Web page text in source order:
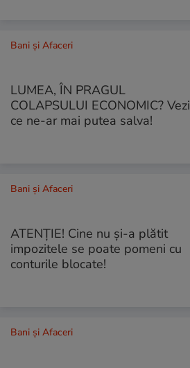
Bani și Afaceri
LUMEA, ÎN PRAGUL
COLAPSULUI ECONOMIC? Vezi
ce ne-ar mai putea salva!
Bani și Afaceri
ATENŢIE! Cine nu şi-a plătit
impozitele se poate pomeni cu
conturile blocate!
Bani și Afaceri